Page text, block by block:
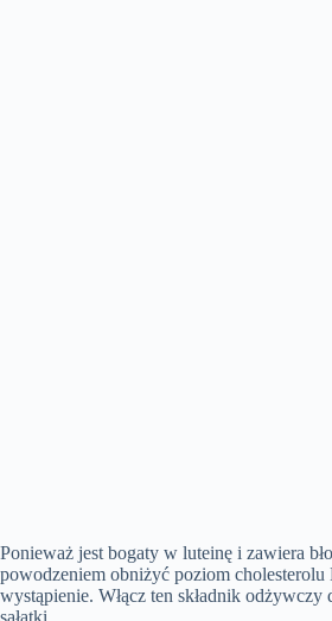
Ponieważ jest bogaty w luteinę i zawiera
powodzeniem obniżyć poziom
wystąpienie. Włącz ten składnik
sałatki.